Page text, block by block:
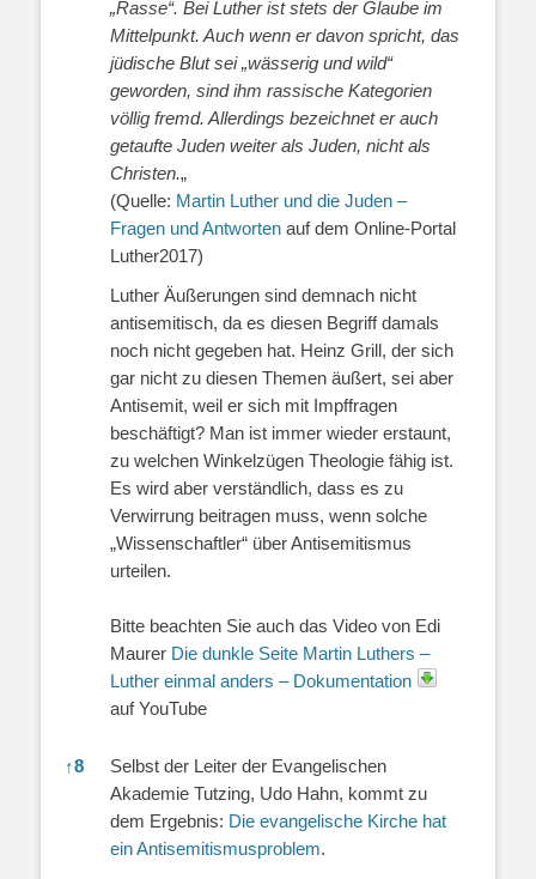
„Rasse“. Bei Luther ist stets der Glaube im
Mittelpunkt. Auch wenn er davon spricht, das
jüdische Blut sei „wässerig und wild“
geworden, sind ihm rassische Kategorien
völlig fremd. Allerdings bezeichnet er auch
getaufte Juden weiter als Juden, nicht als
Christen.„
(Quelle: Martin Luther und die Juden –
Fragen und Antworten auf dem Online-Portal
Luther2017)
Luther Äußerungen sind demnach nicht
antisemitisch, da es diesen Begriff damals
noch nicht gegeben hat. Heinz Grill, der sich
gar nicht zu diesen Themen äußert, sei aber
Antisemit, weil er sich mit Impffragen
beschäftigt? Man ist immer wieder erstaunt,
zu welchen Winkelzügen Theologie fähig ist.
Es wird aber verständlich, dass es zu
Verwirrung beitragen muss, wenn solche
„Wissenschaftler“ über Antisemitismus
urteilen.
Bitte beachten Sie auch das Video von Edi
Maurer Die dunkle Seite Martin Luthers –
Luther einmal anders – Dokumentation
auf YouTube
↑8
Selbst der Leiter der Evangelischen
Akademie Tutzing, Udo Hahn, kommt zu
dem Ergebnis: Die evangelische Kirche hat
ein Antisemitismusproblem.